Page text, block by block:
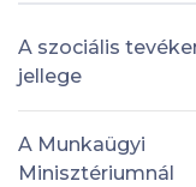
A szociális
jellege
A Munkaügyi
Minisztériumnál